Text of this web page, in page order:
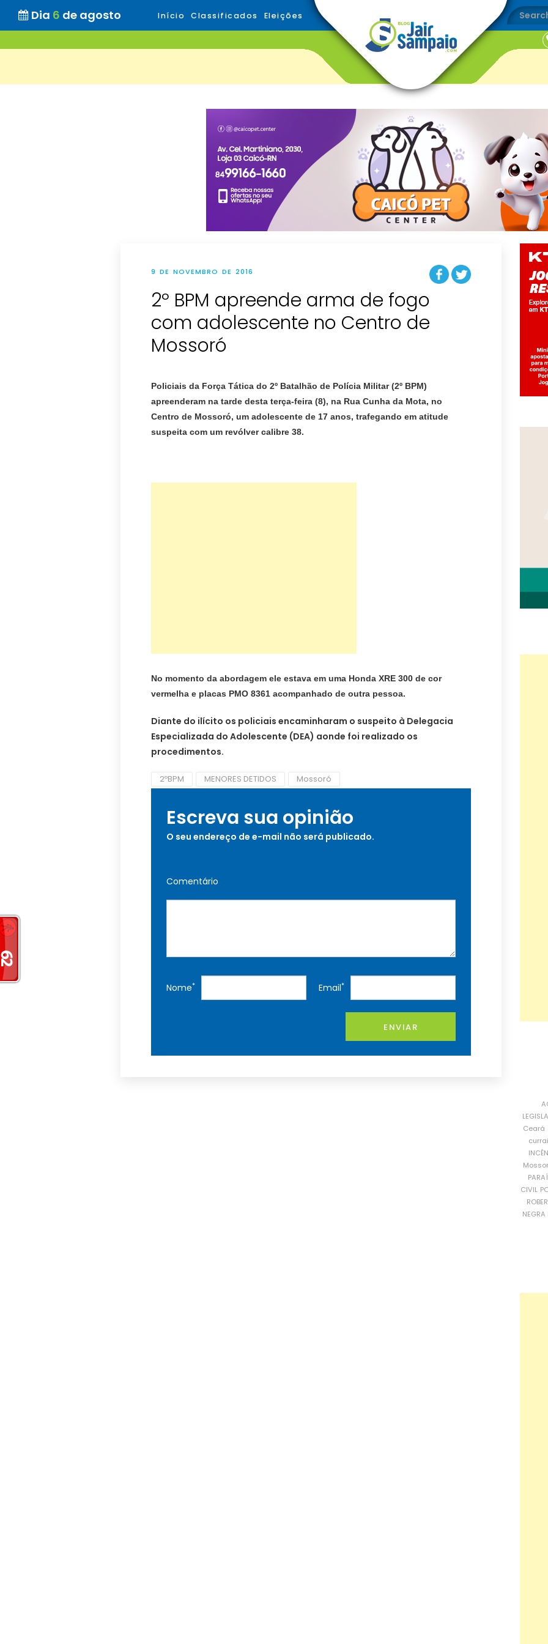
Dia 6 de agosto Início Classificados Eleições
9 DE NOVEMBRO DE 2016
2º BPM apreende arma de fogo
com adolescente no Centro de
Mossoró
Policiais da Força Tática do 2º Batalhão de Polícia Militar (2º BPM)
apreenderam na tarde desta terça-feira (8), na Rua Cunha da Mota, no
Centro de Mossoró, um adolescente de 17 anos, trafegando em atitude
suspeita com um revólver calibre 38.
No momento da abordagem ele estava em uma Honda XRE 300 de cor
vermelha e placas PMO 8361 acompanhado de outra pessoa.
Diante do ilícito os policiais encaminharam o suspeito à Delegacia
Especializada do Adolescente (DEA) aonde foi realizado os
procedimentos.
2ºBPM MENORES DETIDOS Mossoró
Escreva sua opinião
O seu endereço de e-mail não será publicado.
Comentário
Nome* Email*
ENVIAR
Ceará
CIVIL
NEGRA